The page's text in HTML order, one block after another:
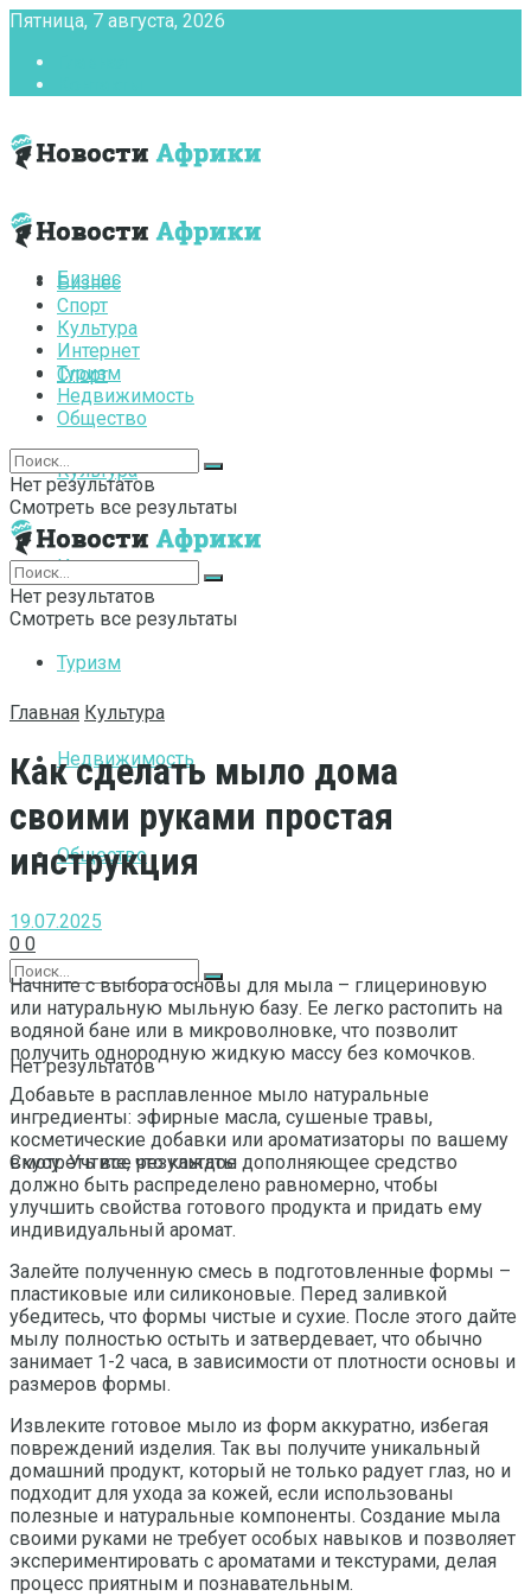
Пятница, 7 августа, 2026
Бизнес
Спорт
Культура
Интернет
Туризм
Недвижимость
Общество
Нет результатов
Смотреть все результаты
Бизнес
Спорт
Культура
Интернет
Туризм
Недвижимость
Общество
Нет результатов
Смотреть все результаты
Нет результатов
Смотреть все результаты
Главная Культура
Как сделать мыло дома
своими руками простая
инструкция
19.07.2025
0 0
Начните с выбора основы для мыла – глицериновую
или натуральную мыльную базу. Ее легко растопить на
водяной бане или в микроволновке, что позволит
получить однородную жидкую массу без комочков.
Добавьте в расплавленное мыло натуральные
ингредиенты: эфирные масла, сушеные травы,
косметические добавки или ароматизаторы по вашему
вкусу. Учтите, что каждое дополняющее средство
должно быть распределено равномерно, чтобы
улучшить свойства готового продукта и придать ему
индивидуальный аромат.
Залейте полученную смесь в подготовленные формы –
пластиковые или силиконовые. Перед заливкой
убедитесь, что формы чистые и сухие. После этого дайте
мылу полностью остыть и затвердевает, что обычно
занимает 1-2 часа, в зависимости от плотности основы и
размеров формы.
Извлеките готовое мыло из форм аккуратно, избегая
повреждений изделия. Так вы получите уникальный
домашний продукт, который не только радует глаз, но и
подходит для ухода за кожей, если использованы
полезные и натуральные компоненты. Создание мыла
своими руками не требует особых навыков и позволяет
экспериментировать с ароматами и текстурами, делая
процесс приятным и познавательным.